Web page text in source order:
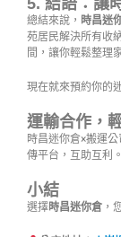
5. 結語：讓
總結來說， 時昌迷
苑居民解決所有收
間，讓你輕鬆整理
現在就來預約你的
運輸合作，
時昌迷你倉×搬運
傳平台，互助互利
小結
選擇時昌迷你倉 ，